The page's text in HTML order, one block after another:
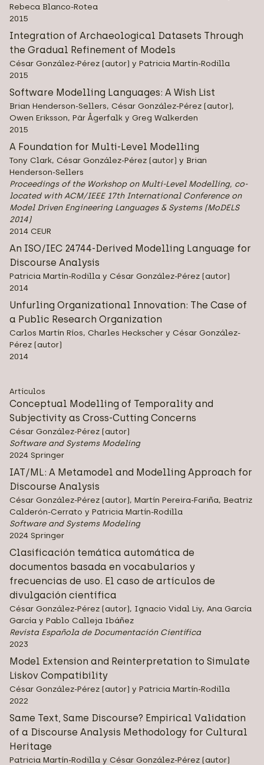
Rebeca Blanco-Rotea
2015
Integration of Archaeological Datasets Through
the Gradual Refinement of Models
César González-Pérez (autor) y Patricia Martín-Rodilla
2015
Software Modelling Languages: A Wish List
Brian Henderson-Sellers, César González-Pérez (autor),
Owen Eriksson, Pär Ågerfalk y Greg Walkerden
2015
A Foundation for Multi-Level Modelling
Tony Clark, César González-Pérez (autor) y Brian
Henderson-Sellers
Proceedings of the Workshop on Multi-Level Modelling, co-
located with ACM/IEEE 17th International Conference on
Model Driven Engineering Languages & Systems (MoDELS
2014)
2014 CEUR
An ISO/IEC 24744-Derived Modelling Language for
Discourse Analysis
Patricia Martín-Rodilla y César González-Pérez (autor)
2014
Unfurling Organizational Innovation: The Case of
a Public Research Organization
Carlos Martín Ríos, Charles Heckscher y César González-
Pérez (autor)
2014
Artículos
Conceptual Modelling of Temporality and
Subjectivity as Cross-Cutting Concerns
César González-Pérez (autor)
Software and Systems Modeling
2024 Springer
IAT/ML: A Metamodel and Modelling Approach for
Discourse Analysis
César González-Pérez (autor), Martín Pereira-Fariña, Beatriz
Calderón-Cerrato y Patricia Martín-Rodilla
Software and Systems Modeling
2024 Springer
Clasificación temática automática de
documentos basada en vocabularios y
frecuencias de uso. El caso de artículos de
divulgación científica
César González-Pérez (autor), Ignacio Vidal Liy, Ana García
García y Pablo Calleja Ibáñez
Revista Española de Documentación Científica
2023
Model Extension and Reinterpretation to Simulate
Liskov Compatibility
César González-Pérez (autor) y Patricia Martín-Rodilla
2022
Same Text, Same Discourse? Empirical Validation
of a Discourse Analysis Methodology for Cultural
Heritage
Patricia Martín-Rodilla y César González-Pérez (autor)